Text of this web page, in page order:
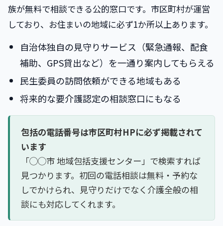
族が無料で相談できる公的窓口です。市区町村が運営
しており、お住まいの地域に必ず1か所以上あります。
自治体独自の見守りサービス（緊急通報、配食
補助、GPS貸出など）を一通り案内してもらえる
民生委員の訪問依頼ができる地域もある
将来的な要介護認定の相談窓口にもなる
包括の電話番号は市区町村HPに必ず掲載されて
います
「◯◯市 地域包括支援センター」で検索すれば
見つかります。初回の電話相談は無料・予約な
しでかけられ、見守りだけでなく介護全般の相
談にも対応してくれます。